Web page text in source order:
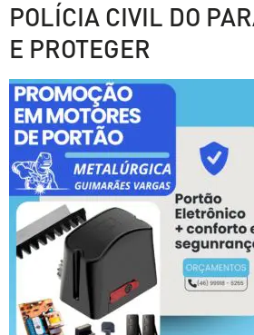
POLÍCIA CIVIL DO
E PROTEGER